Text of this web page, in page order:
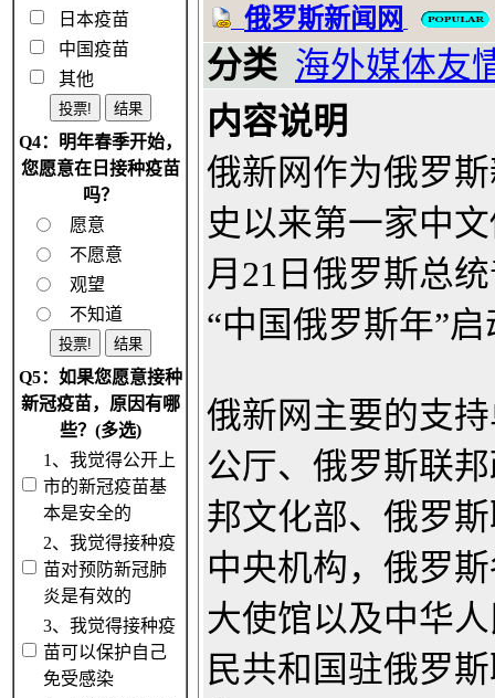
日本疫苗
中国疫苗
其他
Q4：明年春季开始，
您愿意在日接种疫苗
吗？
愿意
不愿意
观望
不知道
Q5：如果您愿意接种
新冠疫苗，原因有哪
些？(多选)
1、我觉得公开上
市的新冠疫苗基
本是安全的
2、我觉得接种疫
苗对预防新冠肺
炎是有效的
3、我觉得接种疫
苗可以保护自己
免受感染
俄罗斯新闻网
分类 海外媒体友
内容说明
俄新网作为俄罗
史以来第一家中
月21日俄罗斯总
“中国俄罗斯年”
俄新网主要的支
公厅、俄罗斯联
邦文化部、俄罗
中央机构，俄罗
大使馆以及中华
民共和国驻俄罗